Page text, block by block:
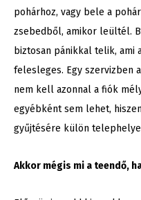
pohárhoz, vagy bele a
zsebedből, amikor leültél.
biztosan pánikkal telik, ami
felesleges. Egy szervizben
nem kell azonnal a fiók
egyébként sem lehet,
gyűjtésére külön
Akkor mégis mi a teendő,